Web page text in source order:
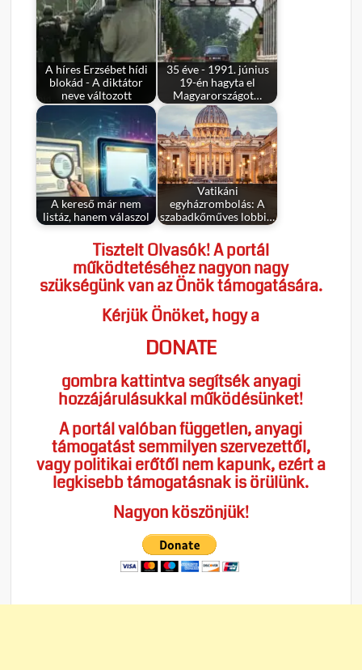
A híres Erzsébet hídi
blokád - A diktátor
neve változott
35 éve - 1991. június
19-én hagyta el
Magyarországot…
A kereső már nem
listáz, hanem válaszol
Vatikáni
egyházrombolás: A
szabadkőműves lobbi…
Tisztelt Olvasók! A portál
működtetéséhez nagyon nagy
szükségünk van az Önök támogatására.
Kérjük Önöket, hogy a
DONATE
gombra kattintva segítsék anyagi
hozzájárulásukkal működésünket!
A portál valóban független, anyagi
támogatást semmilyen szervezettől,
vagy politikai erőtől nem kapunk, ezért a
legkisebb támogatásnak is örülünk.
Nagyon köszönjük!